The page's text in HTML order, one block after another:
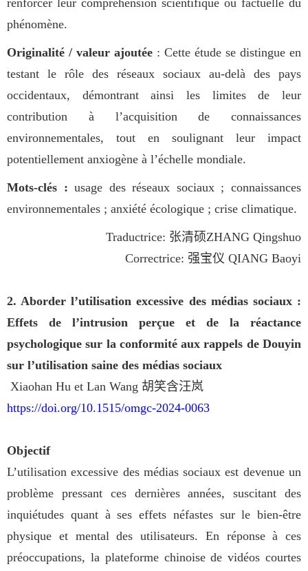
renforcer leur compréhension scientifique ou factuelle du
phénomène.
Originalité / valeur ajoutée : Cette étude se distingue en
testant le rôle des réseaux sociaux au-delà des pays
occidentaux, démontrant ainsi les limites de leur
contribution à l’acquisition de connaissances
environnementales, tout en soulignant leur impact
potentiellement anxiogène à l’échelle mondiale.
Mots-clés : usage des réseaux sociaux ; connaissances
environnementales ; anxiété écologique ; crise climatique.
Traductrice: 张清硕ZHANG Qingshuo
Correctrice: 强宝仪 QIANG Baoyi
2. Aborder l’utilisation excessive des médias sociaux :
Effets de l’intrusion perçue et de la réactance
psychologique sur la conformité aux rappels de Douyin
sur l’utilisation saine des médias sociaux
Xiaohan Hu et Lan Wang 胡笑含汪岚
https://doi.org/10.1515/omgc-2024-0063
Objectif
L’utilisation excessive des médias sociaux est devenue un
problème pressant ces dernières années, suscitant des
inquiétudes quant à ses effets néfastes sur le bien-être
physique et mental des utilisateurs. En réponse à ces
préoccupations, la plateforme chinoise de vidéos courtes